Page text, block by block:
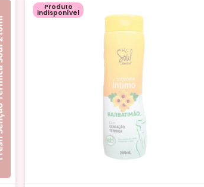
Produto
indisponível